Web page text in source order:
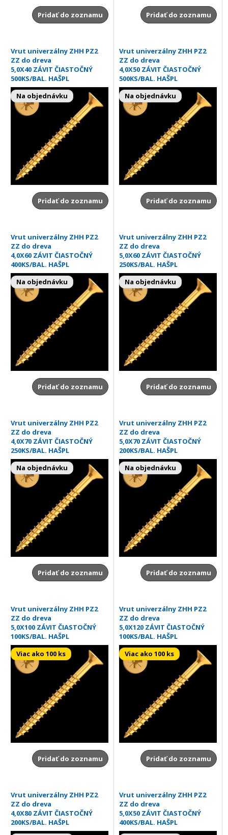
Pridať do zoznamu Pridať do zoznamu
Vrut univerzálny ZHH PZ2
ZZ do dreva
5,0X40 ZÁVIT ČIASTOČNÝ
500KS/BAL. HAŠPL
Na objednávku
Pridať do zoznamu
Vrut univerzálny ZHH PZ2
ZZ do dreva
4,0X50 ZÁVIT ČIASTOČNÝ
500KS/BAL. HAŠPL
Na objednávku
Pridať do zoznamu
Vrut univerzálny ZHH PZ2
ZZ do dreva
4,0X60 ZÁVIT ČIASTOČNÝ
400KS/BAL. HAŠPL
Na objednávku
Pridať do zoznamu
Vrut univerzálny ZHH PZ2
ZZ do dreva
5,0X60 ZÁVIT ČIASTOČNÝ
250KS/BAL. HAŠPL
Na objednávku
Pridať do zoznamu
Vrut univerzálny ZHH PZ2
ZZ do dreva
4,0X70 ZÁVIT ČIASTOČNÝ
250KS/BAL. HAŠPL
Na objednávku
Pridať do zoznamu
Vrut univerzálny ZHH PZ2
ZZ do dreva
5,0X70 ZÁVIT ČIASTOČNÝ
200KS/BAL. HAŠPL
Na objednávku
Pridať do zoznamu
Vrut univerzálny ZHH PZ2
ZZ do dreva
5,0X100 ZÁVIT ČIASTOČNÝ
100KS/BAL. HAŠPL
Viac ako 100 ks
Pridať do zoznamu
Vrut univerzálny ZHH PZ2
ZZ do dreva
5,0X120 ZÁVIT ČIASTOČNÝ
100KS/BAL. HAŠPL
Viac ako 100 ks
Pridať do zoznamu
Vrut univerzálny ZHH PZ2
ZZ do dreva
4,0X80 ZÁVIT ČIASTOČNÝ
200KS/BAL. HAŠPL
Vrut univerzálny ZHH PZ2
ZZ do dreva
5,0X50 ZÁVIT ČIASTOČNÝ
400KS/BAL. HAŠPL